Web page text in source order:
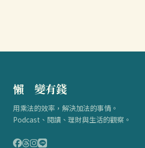
懶得 變有錢
用乘法的效率，解決加法的事情。
Podcast、閱讀、理財與生活的觀察。